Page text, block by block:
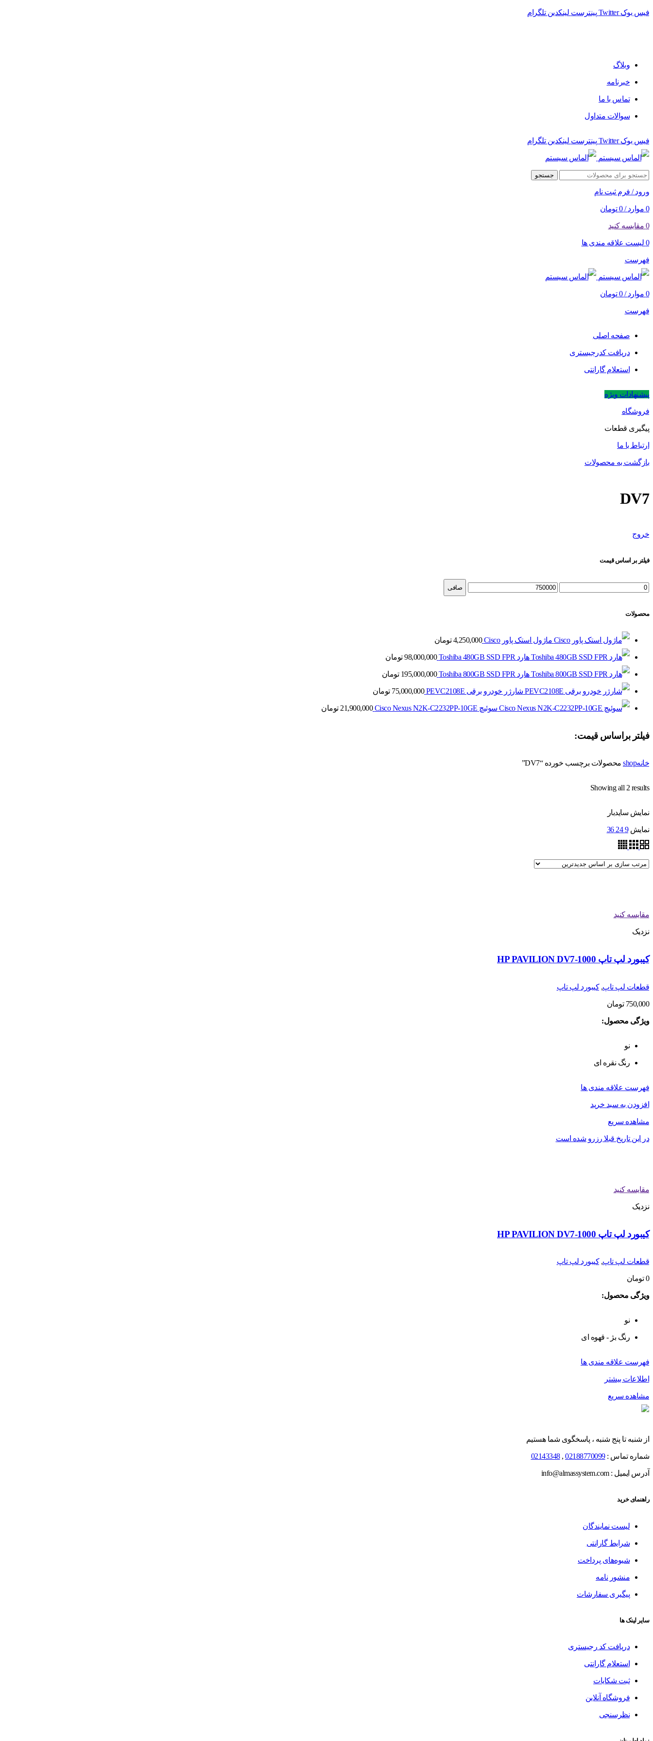
فیس بوک Twitter پینترست لینکدین تلگرام
وبلاگ
خبرنامه
تماس با ما
سوالات متداول
فیس بوک Twitter پینترست لینکدین تلگرام
جستجو
ورود / فرم ثبت نام
0 موارد /
0 تومان
0 مقایسه کنید
0 لیست علاقه مندی ها
فهرست
0 موارد /
0 تومان
فهرست
صفحه اصلی
دریافت کدرجیستری
استعلام گارانتی
پیشنهادات ویژه
فروشگاه
پیگیری قطعات
ارتباط با ما
بازگشت به محصولات
DV7
خروج
فیلتر بر اساس قیمت
حداقل حداكثر صافی
محصولات
ماژول استک پاور Cisco 4,250,000 تومان
هارد Toshiba 480GB SSD FPR 98,000,000 تومان
هارد Toshiba 800GB SSD FPR 195,000,000 تومان
شارژر خودرو برقی PEVC2108E 75,000,000 تومان
سوئیچ Cisco Nexus N2K-C2232PP-10GE 21,900,000 تومان
فیلتر براساس قیمت:
خانهshop محصولات برچسب خورده “DV7”
Showing all 2 results
نمایش سایدبار
نمایش 9
24
36
مقایسه کنید
نزدیک
کیبورد لپ تاپ HP PAVILION DV7-1000
قطعات لپ تاپ,کیبورد لپ تاپ
750,000 تومان
ویژگی محصول:
نو
رنگ نقره ای
فهرست علاقه مندی ها
افزودن به سبد خرید
مشاهده سریع
در این تاریخ قبلا رزرو شده است
مقایسه کنید
نزدیک
کیبورد لپ تاپ HP PAVILION DV7-1000
قطعات لپ تاپ,کیبورد لپ تاپ
0 تومان
ویژگی محصول:
نو
رنگ بژ - قهوه ای
فهرست علاقه مندی ها
اطلاعات بیشتر
مشاهده سریع
از شنبه تا پنج شنبه ، پاسخگوی شما هستیم
شماره تماس :02188770099
,
02143348
آدرس ایمیل : info@almassystem.com
راهنمای خرید
لیست نمایندگان
شرایط گارانتی
شیوه‌های پرداخت
منشور نامه
پیگیری سفارشات
سایر لینک ها
دریافت کد رجیستری
استعلام گارانتی
ثبت شکایات
فروشگاه آنلاین
نظرسنجی